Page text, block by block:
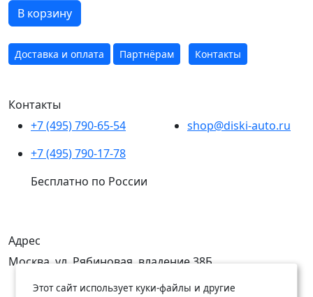
В корзину
Доставка и оплата Партнёрам Контакты
Контакты
+7 (495) 790-65-54
+7 (495) 790-17-78
Бесплатно по России
shop@diski-auto.ru
Адрес
Москва, ул. Рябиновая, владение 38Б
Этот сайт использует куки-файлы и другие